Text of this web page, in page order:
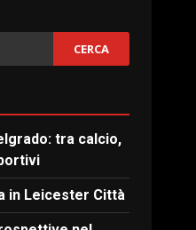
tra calcio,
in Leicester Città